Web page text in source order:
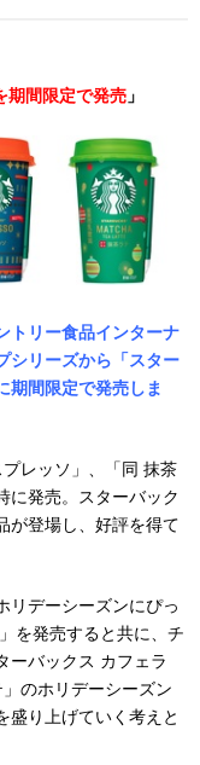
期間限定で発売 」
トリー食品インターナ
シリーズから「スター
期間限定で発売しま
レッソ」、「同 抹茶
に発売。スターバック
が登場し、好評を得て
リデーシーズンにぴっ
を発売すると共に、チ
ーバックス カフェラ
のホリデーシーズン
盛り上げていく考えと